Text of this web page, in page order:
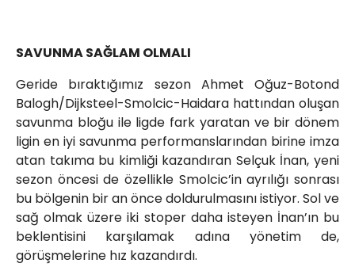
SAVUNMA SAĞLAM OLMALI
Geride bıraktığımız sezon Ahmet Oğuz-Botond
Balogh/Dijksteel-Smolcic-Haidara hattından oluşan
savunma bloğu ile ligde fark yaratan ve bir dönem
ligin en iyi savunma performanslarından birine imza
atan takıma bu kimliği kazandıran Selçuk İnan, yeni
sezon öncesi de özellikle Smolcic’in ayrılığı sonrası
bu bölgenin bir an önce doldurulmasını istiyor. Sol ve
sağ olmak üzere iki stoper daha isteyen İnan’ın bu
beklentisini karşılamak adına yönetim de,
görüşmelerine hız kazandırdı.